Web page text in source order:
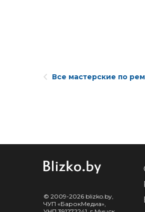
Все мастерские по
© 2009-2026 blizko.by,
ЧУП «БарокМедиа»,